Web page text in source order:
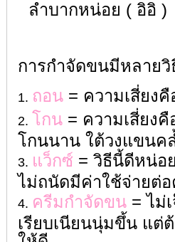
ลำบากหน่อย ( อิอิ )
การกำจัดขนมีหลาย
ถอน = ความเสี่ยงคื
โกน = ความเสี่ยง
โกนนาน ใต้วงแขนค
แว็กซ์ = วิธีนี้ดีหน่อ
ไม่ถนัดมีค่าใช้จ่ายต่
ครีมกำจัดขน = ไม่
เรียบเนียนนุ่มขึ้น แต่
ให้ดี